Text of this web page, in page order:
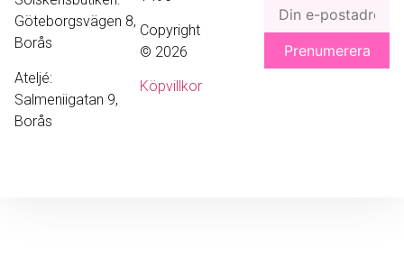
Göteborgsvägen 8,
Borås
Ateljé:
Salmeniigatan 9,
Borås
Copyright
© 2026
Köpvillkor